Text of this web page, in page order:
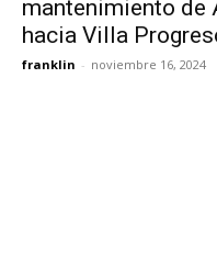
mantenimiento de
hacia Villa
franklin - noviembre 16, 2024